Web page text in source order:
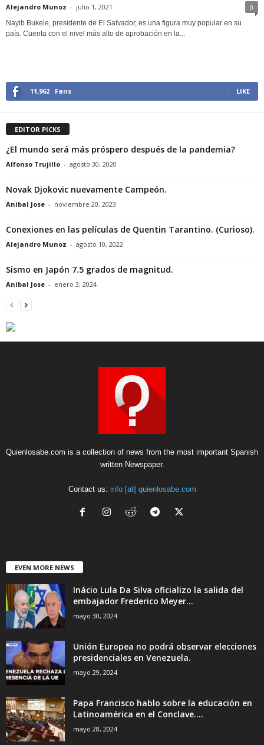
Alejandro Munoz - julio 1, 2021 0
Nayib Bukele, presidente de El Salvador, es una figura muy popular en su
país. Cuenta con el nivel más alto de aprobación en la...
11,962 Fans LIKE
EDITOR PICKS
¿El mundo será más próspero después de la pandemia?
Alfonso Trujillo - agosto 30, 2020
Novak Djokovic nuevamente Campeón.
Anibal Jose - noviembre 20, 2023
Conexiones en las películas de Quentin Tarantino. (Curioso).
Alejandro Munoz - agosto 10, 2022
Sismo en Japón 7.5 grados de magnitud.
Anibal Jose - enero 3, 2024
Quienlosabe.com is a collection of news from the most important Spanish
written Newspaper.
Contact us: info [at] quienlosabe.com
EVEN MORE NEWS
Inácio Lula Da Silva oficializo la salida del
embajador Frederico Meyer...
mayo 30, 2024
Unión Europea no podrá observar elecciones
presidenciales en Venezuela.
mayo 29, 2024
Papa Francisco hablo sobre la educación en
Latinoamérica en el Conclave....
mayo 28, 2024